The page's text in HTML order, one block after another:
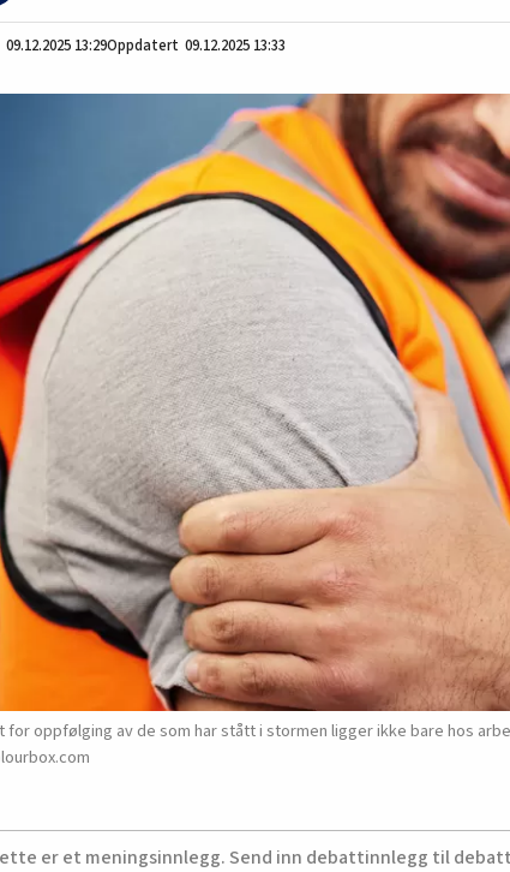
09.12.2025 13:29 09.12.2025 13:33
for oppfølging av de som har stått i stormen ligger ikke bare hos
er et meningsinnlegg. Send inn debattinnlegg til